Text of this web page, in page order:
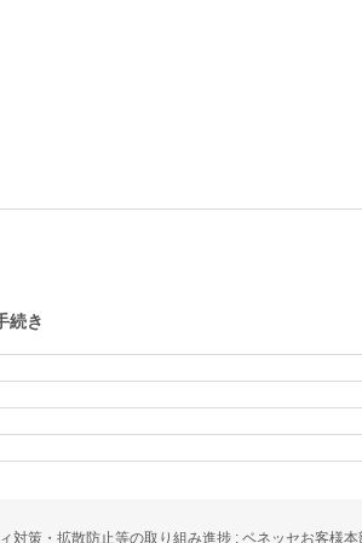
続き
対策・拡散防止等の取り組み進捗 : ベネッセお客様本